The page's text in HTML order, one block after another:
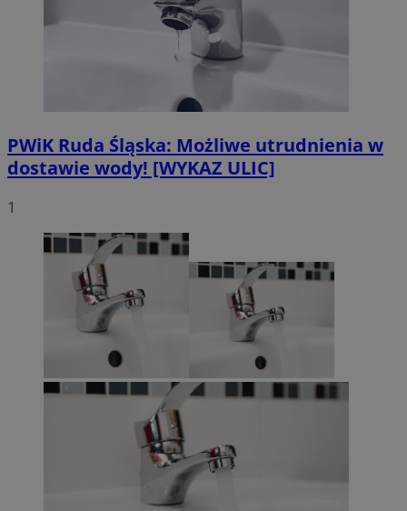
PWiK Ruda Śląska: Możliwe utrudnienia w
dostawie wody! [WYKAZ ULIC]
1